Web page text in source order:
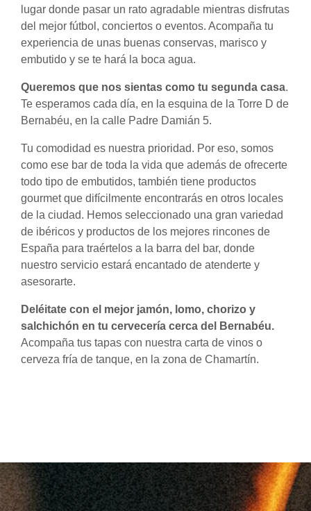
lugar donde pasar un rato agradable mientras disfrutas
del mejor fútbol, conciertos o eventos. Acompaña tu
experiencia de unas buenas conservas, marisco y
embutido y se te hará la boca agua.
Queremos que nos sientas como tu segunda casa.
Te esperamos cada día, en la esquina de la Torre D de
Bernabéu, en la calle Padre Damián 5.
Tu comodidad es nuestra prioridad. Por eso, somos
como ese bar de toda la vida que además de ofrecerte
todo tipo de embutidos, también tiene productos
gourmet que difícilmente encontrarás en otros locales
de la ciudad. Hemos seleccionado una gran variedad
de ibéricos y productos de los mejores rincones de
España para traértelos a la barra del bar, donde
nuestro servicio estará encantado de atenderte y
asesorarte.
Deléitate con el mejor jamón, lomo, chorizo y
salchichón en tu cervecería cerca del Bernabéu.
Acompaña tus tapas con nuestra carta de vinos o
cerveza fría de tanque, en la zona de Chamartín.